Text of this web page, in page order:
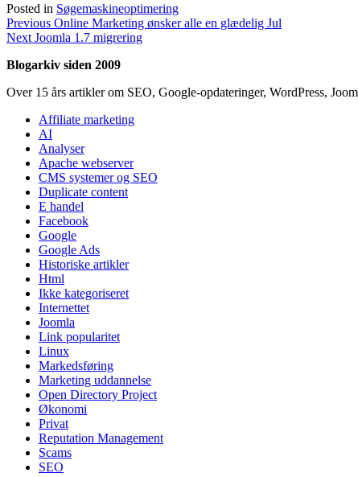
Posted in Søgemaskineoptimering
Indlægsnavigation
Previous Previous
post:
Online Marketing ønsker alle en glædelig Jul
Next Next
Joomla 1.7 migrering
Blogarkiv siden 2009
Over 15 års artikler om SEO, Google-opdateringer, WordPress,
Affiliate marketing
AI
Analyser
Apache webserver
CMS systemer og SEO
Duplicate content
E handel
Facebook
Google
Google Ads
Historiske artikler
Html
Ikke kategoriseret
Internettet
Joomla
Link popularitet
Linux
Markedsføring
Marketing uddannelse
Open Directory Project
Økonomi
Privat
Reputation Management
Scams
SEO